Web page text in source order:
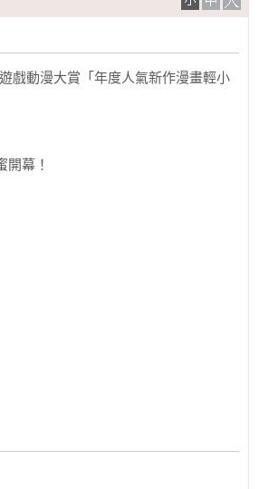
戲動漫大賞「年度人氣新作漫畫輕小
幕！